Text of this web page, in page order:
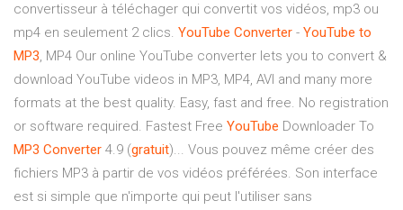
convertisseur à téléchager qui convertit vos vidéos, mp3 ou
mp4 en seulement 2 clics. YouTube Converter - YouTube to
MP3, MP4 Our online YouTube converter lets you to convert &
download YouTube videos in MP3, MP4, AVI and many more
formats at the best quality. Easy, fast and free. No registration
or software required. Fastest Free YouTube Downloader To
MP3 Converter 4.9 (gratuit)... Vous pouvez même créer des
fichiers MP3 à partir de vos vidéos préférées. Son interface
est si simple que n'importe qui peut l'utiliser sans